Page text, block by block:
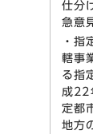
仕分
急意
・指
轄事
る指
成22
定都
地方